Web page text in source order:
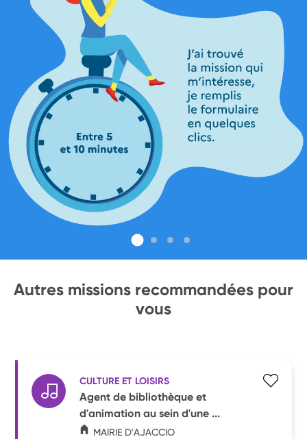
Autres missions recommandées pour
vous
CULTURE ET LOISIRS
Agent de bibliothèque et
d'animation au sein d'une ...
MAIRIE D'AJACCIO